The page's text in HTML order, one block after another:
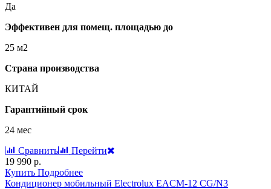
Да
Эффективен для помещ. площадью до
25 м2
Страна производства
КИТАЙ
Гарантийный срок
24 мес
Сравнить
Перейти
19 990 р.
Купить Подробнее
Кондиционер мобильный Electrolux EACM-12 CG/N3